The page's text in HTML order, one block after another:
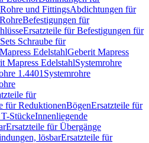
und FittingsAbdichtungen für
Befestigungen für
Ersatzteile für Befestigungen für
Sets Schraube für
EdelstahlGeberit Mapress
Mapress EdelstahlSystemrohre
1.4401 Systemrohre
für
für ReduktionenBögenErsatzteile für
StückeInnenliegende
Ersatzteile für Übergänge
lösbarErsatzteile für